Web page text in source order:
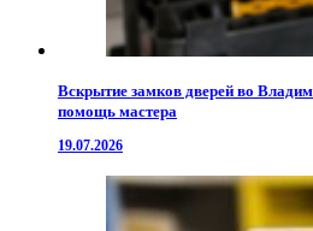
Вскрытие замков дверей во
помощь мастера
19.07.2026